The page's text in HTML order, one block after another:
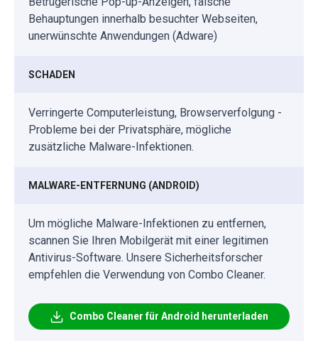
Behauptungen innerhalb besuchter Webseiten,
unerwünschte Anwendungen (Adware)
SCHADEN
Verringerte Computerleistung, Browserverfolgung -
Probleme bei der Privatsphäre, mögliche
zusätzliche Malware-Infektionen.
MALWARE-ENTFERNUNG (ANDROID)
Um mögliche Malware-Infektionen zu entfernen,
scannen Sie Ihren Mobilgerät mit einer legitimen
Antivirus-Software. Unsere Sicherheitsforscher
empfehlen die Verwendung von Combo Cleaner.
Combo Cleaner für Android herunterladen